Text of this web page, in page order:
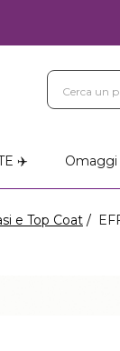
✈️ Omaggi
e Top Coat